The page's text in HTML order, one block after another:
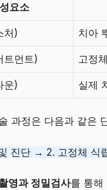
요소
처) 치아
트먼트) 고정
운) 실제
과정은 다음과 같은
진단 → 2. 고정체
영과 정밀검사를 통해